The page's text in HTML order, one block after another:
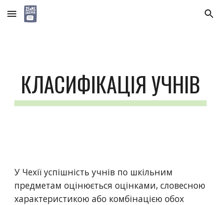
Skip to main content Skip to navigation
КЛАСИФІКАЦІЯ УЧНІВ
У Чехії успішність учнів по шкільним
предметам оцінюється оцінками, словесною
характеристикою або комбінацією обох